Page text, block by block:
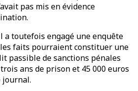
pas mis en évidence
a toutefois engagé une enquête
faits pourraient constituer une
passible de sanctions pénales
ans de prison et 45 000 euros
journal.